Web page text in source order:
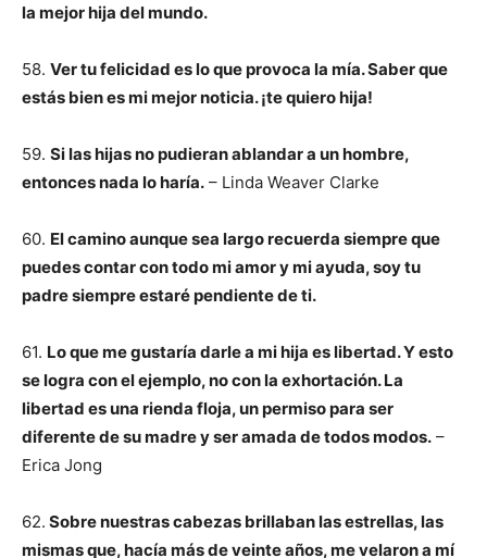
la mejor hija del mundo.
58. Ver tu felicidad es lo que provoca la mía. Saber que
estás bien es mi mejor noticia. ¡te quiero hija!
59. Si las hijas no pudieran ablandar a un hombre,
entonces nada lo haría. – Linda Weaver Clarke
60. El camino aunque sea largo recuerda siempre que
puedes contar con todo mi amor y mi ayuda, soy tu
padre siempre estaré pendiente de ti.
61. Lo que me gustaría darle a mi hija es libertad. Y esto
se logra con el ejemplo, no con la exhortación. La
libertad es una rienda floja, un permiso para ser
diferente de su madre y ser amada de todos modos. –
Erica Jong
62. Sobre nuestras cabezas brillaban las estrellas, las
mismas que, hacía más de veinte años, me velaron a mí